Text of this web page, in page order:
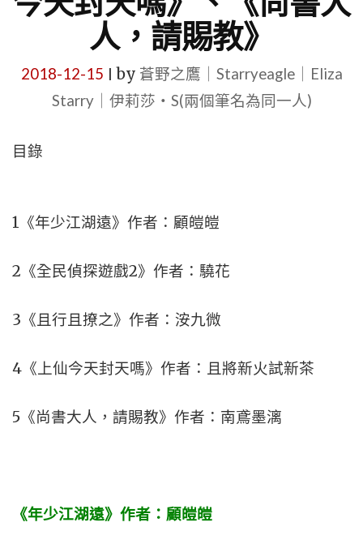
人，請賜教》
2018-12-15 by 蒼野之鷹｜Starryeagle｜Eliza
Starry｜伊莉莎・S(兩個筆名為同一人)
目錄
1《年少江湖遠》作者：顧皚皚
2《全民偵探遊戲2》作者：驍花
3《且行且撩之》作者：洝九微
4《上仙今天封天嗎》作者：且將新火試新茶
5《尚書大人，請賜教》作者：南鳶墨漓
《年少江湖遠》作者：顧皚皚